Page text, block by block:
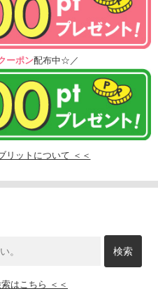
ーポン配布中☆／
リットについて ＜＜
はこちら ＜＜